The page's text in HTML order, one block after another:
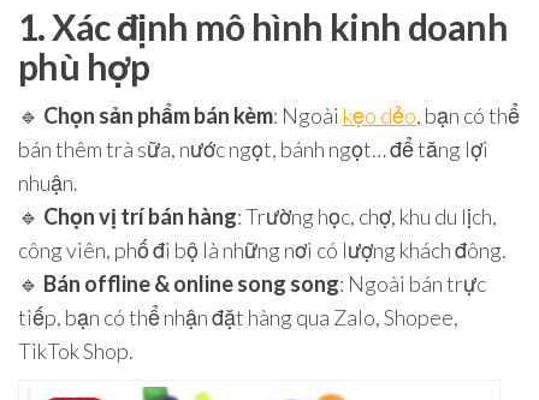
1. Xác định mô hình kinh doanh
phù hợp
🔹 Chọn sản phẩm bán kèm: Ngoài kẹo dẻo, bạn có thể
bán thêm trà sữa, nước ngọt, bánh ngọt… để tăng lợi
nhuận.
🔹 Chọn vị trí bán hàng: Trường học, chợ, khu du lịch,
công viên, phố đi bộ là những nơi có lượng khách đông.
🔹 Bán offline & online song song: Ngoài bán trực
tiếp, bạn có thể nhận đặt hàng qua Zalo, Shopee,
TikTok Shop.